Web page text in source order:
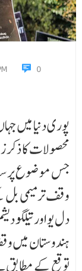
0
پوری دنیا میں
محصولات کا ذکر
جس موضوع پر
وقف ترمیمی بل
دل یو اور تیلگو
ہندوستان میں
توقع کے مطابق